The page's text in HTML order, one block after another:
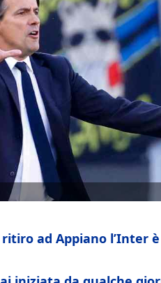
ad Appiano l’Inter